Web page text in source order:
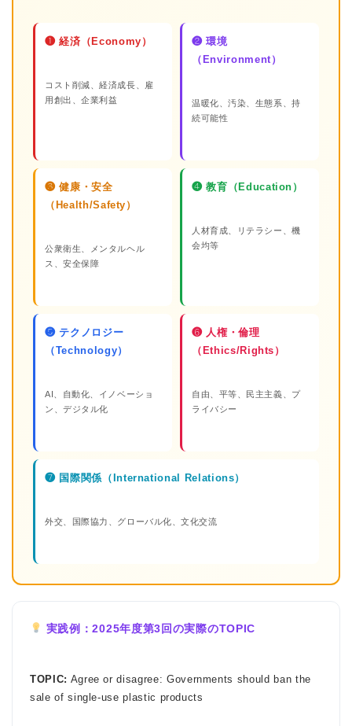
❶ 経済（Economy）
コスト削減、経済成長、雇
用創出、企業利益
❷ 環境
（Environment）
温暖化、汚染、生態系、持
続可能性
❸ 健康・安全
（Health/Safety）
公衆衛生、メンタルヘル
ス、安全保障
❹ 教育（Education）
人材育成、リテラシー、機
会均等
❺ テクノロジー
（Technology）
AI、自動化、イノベーショ
ン、デジタル化
❻ 人権・倫理
（Ethics/Rights）
自由、平等、民主主義、プ
ライバシー
❼ 国際関係（International Relations）
外交、国際協力、グローバル化、文化交流
実践例：2025年度第3回の実際のTOPIC
TOPIC: Agree or disagree: Governments should ban the
sale of single-use plastic products